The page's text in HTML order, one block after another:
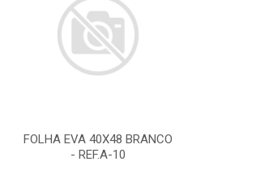
FOLHA EVA 40X48 BRANCO
- REF.A-10